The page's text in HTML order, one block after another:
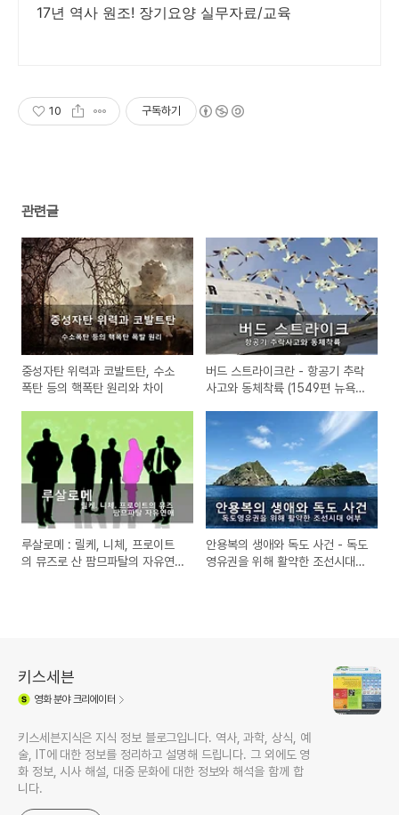
17년 역사 원조! 장기요양 실무자료/교육
10 구독하기
관련글
중성자탄 위력과 코발트탄, 수소
폭탄 등의 핵폭탄 원리와 차이
버드 스트라이크란 - 항공기 추락
사고와 동체착륙 (1549편 뉴욕발
루살로메 : 릴케, 니체, 프로이트
의 뮤즈로 산 팜므파탈의 자유연
안용복의 생애와 독도 사건 - 독도
영유권을 위해 활약한 조선시대
키스세븐
영화분야 크리에이터
키스세븐지식은 지식 정보 블로그입니다. 역사, 과학, 상식, 예
술, IT에 대한 정보를 정리하고 설명해 드립니다. 그 외에도 영
화 정보, 시사 해설, 대중 문화에 대한 정보와 해석을 함께 합
니다.